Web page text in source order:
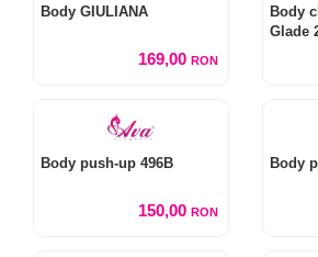
Body GIULIANA
169,00 RON
Body
Glade
Body push-up 496B
150,00 RON
Body